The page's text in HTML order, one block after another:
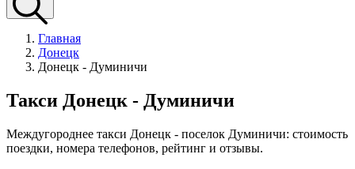
Главная
Донецк
Донецк - Думиничи
Такси Донецк - Думиничи
Междугороднее такси Донецк - поселок Думиничи: стоимость
поездки, номера телефонов, рейтинг и отзывы.